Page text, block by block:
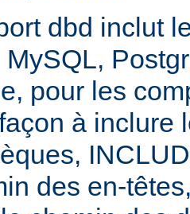
dbd inclut
MySQL,
pour les
à inclure
des en-